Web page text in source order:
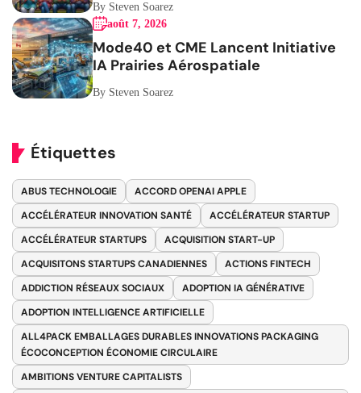
By Steven Soarez
août 7, 2026
Mode40 et CME Lancent Initiative
IA Prairies Aérospatiale
By Steven Soarez
Étiquettes
ABUS TECHNOLOGIE
ACCORD OPENAI APPLE
ACCÉLÉRATEUR INNOVATION SANTÉ
ACCÉLÉRATEUR STARTUP
ACCÉLÉRATEUR STARTUPS
ACQUISITION START-UP
ACQUISITONS STARTUPS CANADIENNES
ACTIONS FINTECH
ADDICTION RÉSEAUX SOCIAUX
ADOPTION IA GÉNÉRATIVE
ADOPTION INTELLIGENCE ARTIFICIELLE
ALL4PACK EMBALLAGES DURABLES INNOVATIONS PACKAGING
ÉCOCONCEPTION ÉCONOMIE CIRCULAIRE
AMBITIONS VENTURE CAPITALISTS